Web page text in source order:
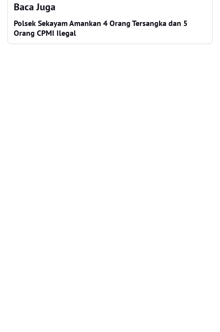
Baca Juga
Polsek Sekayam Amankan 4 Orang Tersangka dan 5
Orang CPMI Ilegal